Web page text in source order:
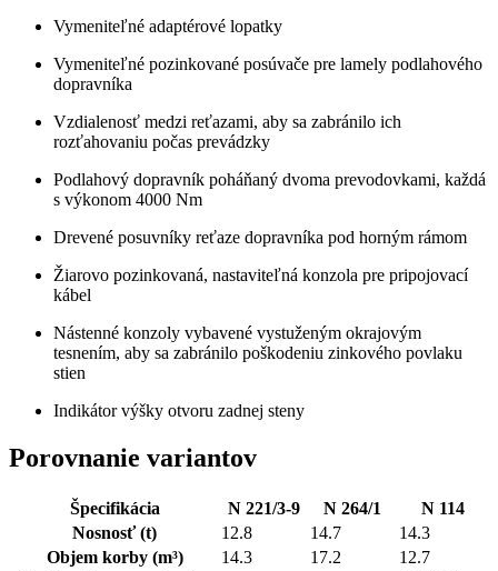
Vymeniteľné adaptérové lopatky
Vymeniteľné pozinkované posúvače pre lamely podlahového
dopravníka
Vzdialenosť medzi reťazami, aby sa zabránilo ich
rozťahovaniu počas prevádzky
Podlahový dopravník poháňaný dvoma prevodovkami, každá
s výkonom 4000 Nm
Drevené posuvníky reťaze dopravníka pod horným rámom
Žiarovo pozinkovaná, nastaviteľná konzola pre pripojovací
kábel
Nástenné konzoly vybavené vystuženým okrajovým
tesnením, aby sa zabránilo poškodeniu zinkového povlaku
stien
Indikátor výšky otvoru zadnej steny
Porovnanie variantov
Špecifikácia N 221/3-9 N 264/1
N 114
Nosnosť(t) 12.8 14.7
14.3
Objem korby (m³) 14.3 17.2
12.7